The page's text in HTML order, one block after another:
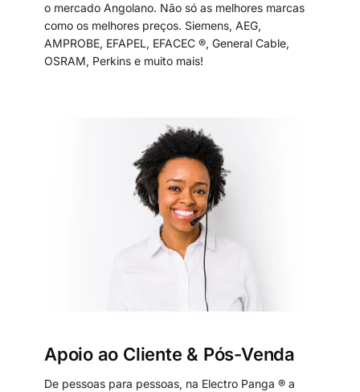
o mercado Angolano. Não só as melhores marcas
como os melhores preços. Siemens, AEG,
AMPROBE, EFAPEL, EFACEC ®, General Cable,
OSRAM, Perkins e muito mais!
Apoio ao Cliente & Pós-Venda
De pessoas para pessoas, na Electro Panga ® a